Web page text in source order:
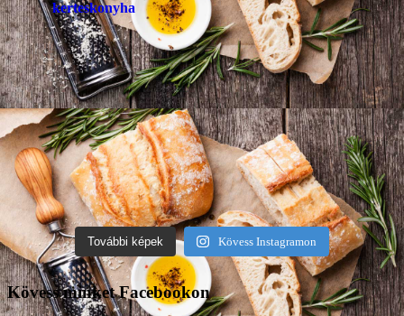
kerteskonyha
További képek Kövess Instagramon
Kövess minket Facebookon